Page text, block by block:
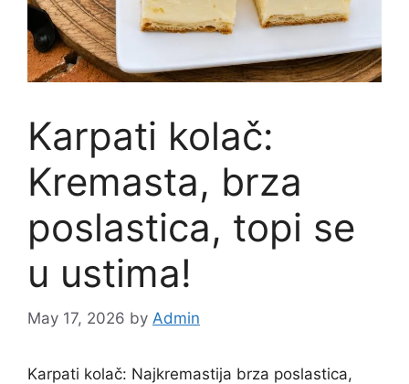
Karpati kolač:
Kremasta, brza
poslastica, topi se
u ustima!
May 17, 2026 by Admin
Karpati kolač: Najkremastija brza poslastica,